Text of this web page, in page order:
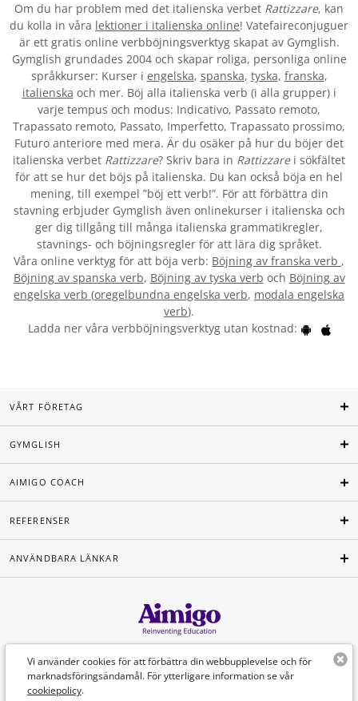
Om du har problem med det italienska verbet Rattizzare, kan
du kolla in våra lektioner i italienska online! Vatefaireconjuguer
är ett gratis online verbböjningsverktyg skapat av Gymglish.
Gymglish grundades 2004 och skapar roliga, personliga online
språkkurser: Kurser i engelska, spanska, tyska, franska,
italienska och mer. Böj alla italienska verb (i alla grupper) i
varje tempus och modus: Indicativo, Passato remoto,
Trapassato remoto, Passato, Imperfetto, Trapassato prossimo,
Futuro anteriore med mera. Är du osäker på hur du böjer det
italienska verbet Rattizzare? Skriv bara in Rattizzarei sökfältet
för att se hur det böjs på italienska. Du kan också böja en hel
mening, till exempel ”böj ett verb!”. För att förbättra din
stavning erbjuder Gymglish även onlinekurser i italienska och
ger dig tillgång till många italienska grammatikregler,
stavnings- och böjningsregler för att lära dig språket.
Våra online verktyg för att böja verb: Böjning av franska verb ,
Böjning av spanska verb, Böjning av tyska verb och Böjning av
engelska verb (oregelbundna engelska verb, modala engelska
verb).
Ladda ner våra verbböjningsverktyg utan kostnad:
Vi använder cookies för att förbättra din webbupplevelse och för
marknadsföringsändamål. För ytterligare information se vår
cookiepolicy.
VÅRT FÖRETAG
GYMGLISH
AIMIGO COACH
REFERENSER
ANVÄNDBARA LÄNKAR
Svenska